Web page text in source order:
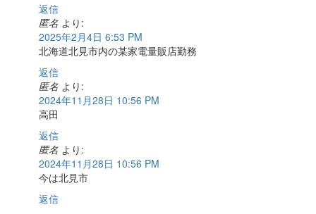
返信
匿名 より:
2025年2月4日 6:53 PM
北海道北見市内の某家電量販店勤務
返信
匿名 より:
2024年11月28日 10:56 PM
高田
返信
匿名 より:
2024年11月28日 10:56 PM
今は北見市
返信